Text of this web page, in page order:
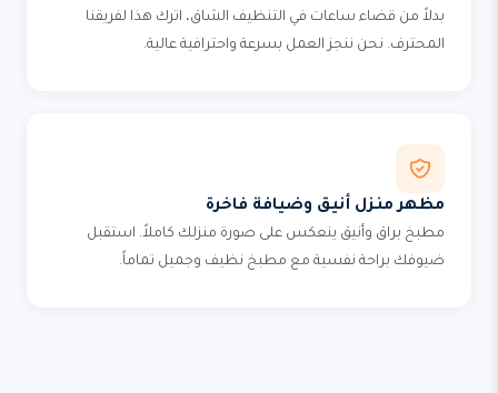
بدلاً من قضاء ساعات في التنظيف الشاق، اترك هذا لفريقنا
المحترف. نحن ننجز العمل بسرعة واحترافية عالية.
مظهر منزل أنيق وضيافة فاخرة
مطبخ براق وأنيق ينعكس على صورة منزلك كاملاً. استقبل
ضيوفك براحة نفسية مع مطبخ نظيف وجميل تماماً.